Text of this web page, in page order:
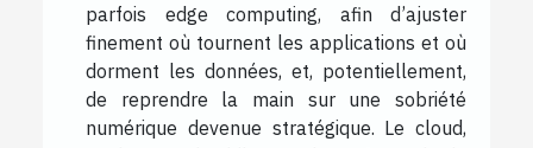
parfois edge computing, afin d’ajuster
finement où tournent les applications et où
dorment les données, et, potentiellement,
de reprendre la main sur une sobriété
numérique devenue stratégique. Le cloud,